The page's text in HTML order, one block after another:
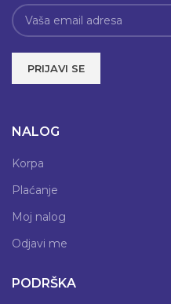
NALOG
Korpa
Plaćanje
Moj nalog
Odjavi me
PODRŠKA